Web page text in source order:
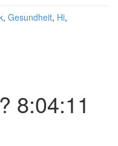
, Gesundheit, Hi,
8:04:11